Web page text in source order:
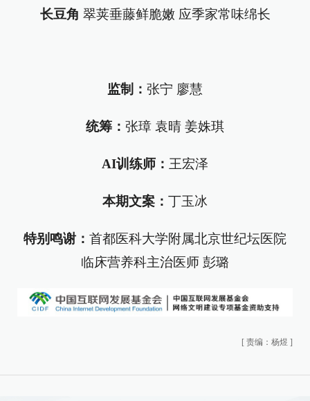
长豆角 翠荚垂藤鲜脆嫩 应季家常味绵长
监制： 张宁 廖慧
统筹： 张璋 袁晴 姜姝琪
AI训练师： 王宏泽
本期文案： 丁玉冰
特别鸣谢： 首都医科大学附属北京世纪坛医院
临床营养科主治医师 彭璐
[ 责编：杨煜 ]